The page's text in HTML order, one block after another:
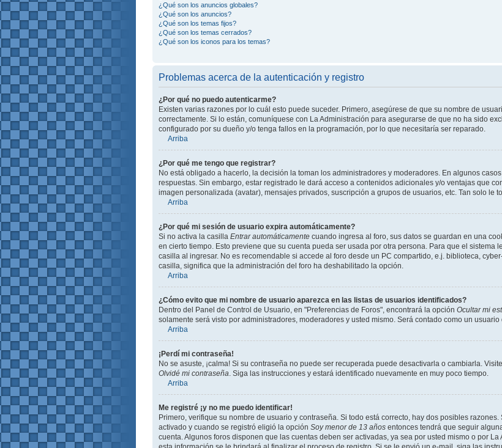
¿Qué son los anuncios globales?
¿Qué son los anuncios?
¿Qué son los temas fijos?
¿Qué son los temas cerrados?
¿Qué son los iconos para los temas?
Problemas acerca de la autenticación y registro
¿Por qué no puedo autenticarme?
Existen varias razones por lo cuál esto puede suceder. Primero, asegúrese de que su nombre de
correctamente. Si lo están, comuníquese con La Administración para asegurarse de que no ha sido
configurado por su dueño y/o tenga fallos en la programación, por lo que necesitaría ser reparado.
Arriba
¿Por qué me tengo que registrar?
No está obligado a hacerlo, la decisión la toman los administradores y moderadores. En algunos
respuestas. Sin embargo, estar registrado le dará acceso a contenidos adicionales y/o ventajas que
imagen personalizada (avatar), mensajes privados, suscripción a grupos de usuarios, etc. Tan solo le
Arriba
¿Por qué mi sesión de usuario expira automáticamente?
Si no activa la casilla Entrar automáticamente cuando ingresa al foro, sus datos se guardan en una
en cierto tiempo. Esto previene que su cuenta pueda ser usada por otra persona. Para que el sistema
casilla al ingresar. No es recomendable si accede al foro desde un PC compartido, e.j. biblioteca,
casilla, significa que la administración del foro ha deshabilitado la opción.
Arriba
¿Cómo evito que mi nombre de usuario aparezca en las listas de usuarios identificados?
Dentro del Panel de Control de Usuario, en "Preferencias de Foros", encontrará la opción Ocultar mi
solamente será visto por administradores, moderadores y usted mismo. Será contado como un usuario
Arriba
¡Perdí mi contraseña!
No se asuste, ¡calma! Si su contraseña no puede ser recuperada puede desactivarla o cambiarla.
Olvidé mi contraseña . Siga las instrucciones y estará identificado nuevamente en muy poco tiempo.
Arriba
Me registré ¡y no me puedo identificar!
Primero, verifique su nombre de usuario y contraseña. Si todo está correcto, hay dos posibles
activado y cuando se registró eligió la opción Soy menor de 13 años entonces tendrá que seguir
cuenta. Algunos foros disponen que las cuentas deben ser activadas, ya sea por usted mismo o por